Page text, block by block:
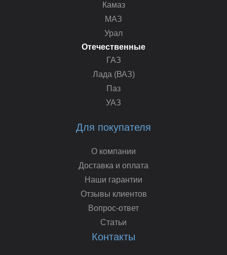
Камаз
МАЗ
Урал
Отечественные
ГАЗ
Лада (ВАЗ)
Паз
УАЗ
Для покупателя
О компании
Доставка и оплата
Наши гарантии
Отзывы клиентов
Вопрос-ответ
Статьи
Контакты